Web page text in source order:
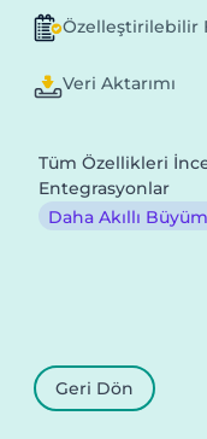
Özelleştirilebilir
Veri Aktarımı
Tüm Özellikleri
Entegrasyonlar
Daha Akıllı
Geri Dön